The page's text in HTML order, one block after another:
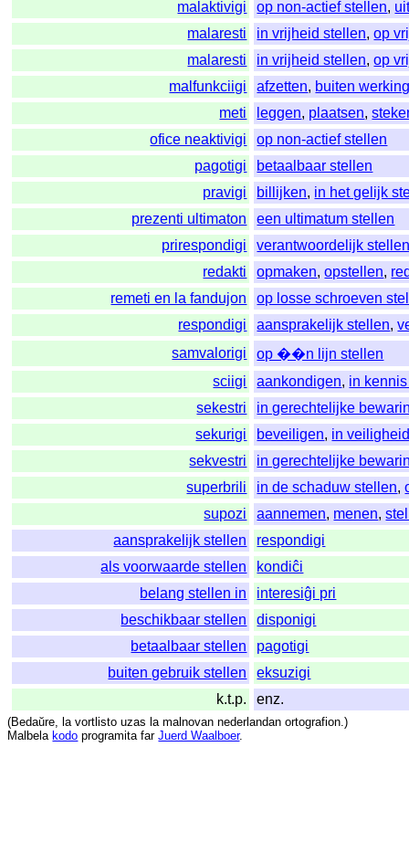
malaktivigi
op non-actief stellen,
malaresti
in vrijheid stellen,op
malaresti
in vrijheid stellen,op
malfunkciigi
afzetten, buiten
meti
leggen, plaatsen,
ofice neaktivigi
op non-actief stellen
pagotigi
betaalbaar stellen
pravigi
billijken, in het gelijk
prezenti ultimaton
een ultimatum stellen
prirespondigi
verantwoordelijk
redakti
opmaken,opstellen,
remeti en la fandujon
op losse schroeven
respondigi
aansprakelijk stellen,
samvalorigi
op ��n lijn stellen
sciigi
aankondigen, in
sekestri
in gerechtelijke
sekurigi
beveiligen, in
sekvestri
in gerechtelijke
superbrili
in de schaduw stellen,
supozi
aannemen, menen,
aansprakelijk stellen
respondigi
als voorwaarde stellen
kondiĉi
belang stellen in
interesiĝi pri
beschikbaar stellen
disponigi
betaalbaar stellen
pagotigi
buiten gebruik stellen
eksuzigi
k.t.p.
enz.
(Bedaŭre, la vortlisto uzas la malnovan nederlandan ortografion.)
Malbela kodo programita far Juerd Waalboer.